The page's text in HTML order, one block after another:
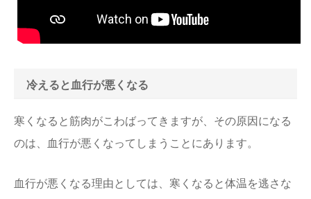
冷えると血行が悪くなる
寒くなると筋肉がこわばってきますが、その原因になる
のは、血行が悪くなってしまうことにあります。
血行が悪くなる理由としては、寒くなると体温を逃さな